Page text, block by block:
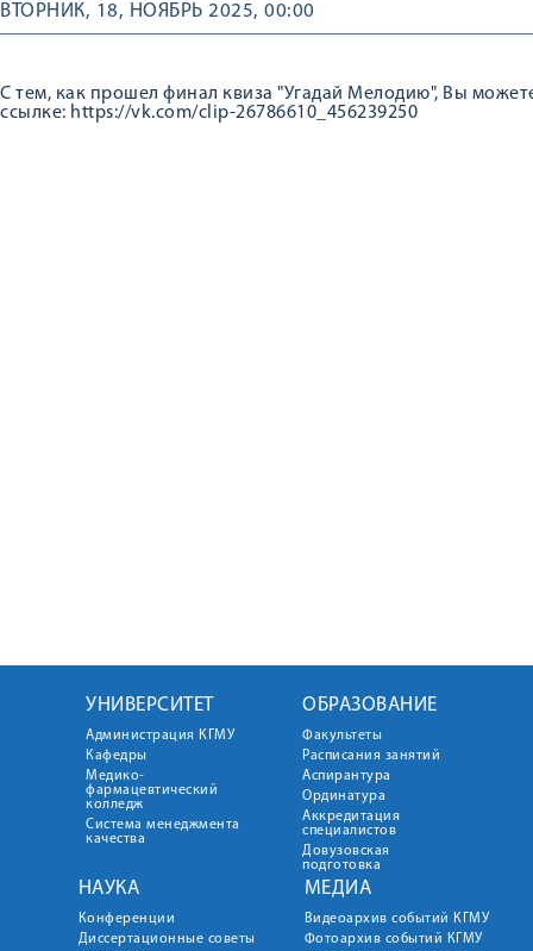
ВТОРНИК, 18, НОЯБРЬ 2025, 00:00
С тем, как прошел финал квиза "Угадай Мелодию", Вы
ссылке: https://vk.com/clip-26786610_456239250
УНИВЕРСИТЕТ
Администрация КГМУ
Кафедры
Медико-
фармацевтический
колледж
Система менеджмента
качества
ОБРАЗОВАНИЕ
Факультеты
Расписания занятий
Аспирантура
Ординатура
Аккредитация
специалистов
Довузовская
подготовка
НАУКА
Конференции
Диссертационные советы
МЕДИА
Видеоархив событий КГМУ
Фотоархив событий КГМУ